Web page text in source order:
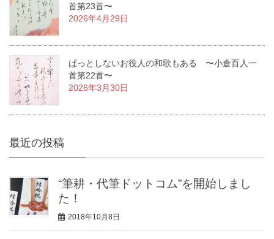
首第23首〜
2026年4月29日
ぱっとしないお役人の和歌もある 〜小倉百人一
首第22首〜
2026年3月30日
最近の投稿
“筆耕・代筆ドットコム”を開始しまし
た！
2018年10月8日